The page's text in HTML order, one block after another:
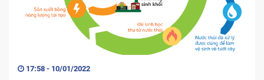
17:58 - 10/01/2022